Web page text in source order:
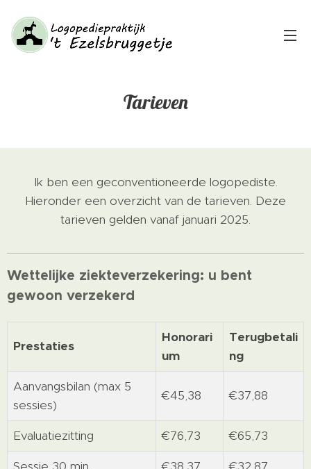
Tarieven
Ik ben een geconventioneerde logopediste.
Hieronder een overzicht van de tarieven. Deze
tarieven gelden vanaf januari 2025.
Wettelijke ziekteverzekering: u bent
gewoon verzekerd
Prestaties
Honorari
um
Terugbetali
ng
Aanvangsbilan (max 5
sessies)
€45,38 €37,88
Evaluatiezitting €76,73
€65,73